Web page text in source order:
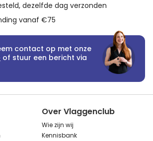
dezelfde dag verzonden
vanaf €75
contact op met onze
of stuur een bericht via
Over Vlaggenclub
Wie zijn wij
Kennisbank